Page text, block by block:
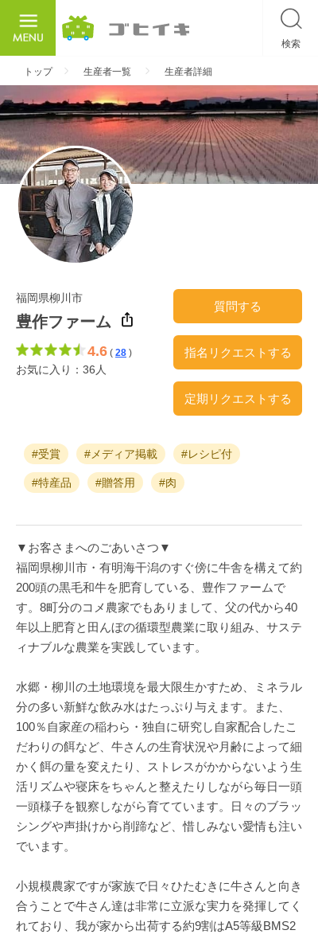
検索
トップ 生産者一覧 生産者詳細
福岡県柳川市
豊作ファーム
4.6 ( 28 )
お気に入り：36人
質問する
指名リクエストする
定期リクエストする
#受賞 #メディア掲載 #レシピ付
#特産品 #贈答用 #肉
▼お客さまへのごあいさつ▼
福岡県柳川市・有明海干潟のすぐ傍に牛舎を構えて約
200頭の黒毛和牛を肥育している、豊作ファームで
す。8町分のコメ農家でもありまして、父の代から40
年以上肥育と田んぼの循環型農業に取り組み、サステ
ィナブルな農業を実践しています。
水郷・柳川の土地環境を最大限生かすため、ミネラル
分の多い新鮮な飲み水はたっぷり与えます。また、
100％自家産の稲わら・独自に研究し自家配合したこ
だわりの餌など、牛さんの生育状況や月齢によって細
かく餌の量を変えたり、ストレスがかからないよう生
活リズムや寝床をちゃんと整えたりしながら毎日一頭
一頭様子を観察しながら育てています。日々のブラッ
シングや声掛けから削蹄など、惜しみない愛情も注い
でいます。
小規模農家ですが家族で日々ひたむきに牛さんと向き
合うことで牛さん達は非常に立派な実力を発揮してく
れており、我が家から出荷する約9割はA5等級BMS2